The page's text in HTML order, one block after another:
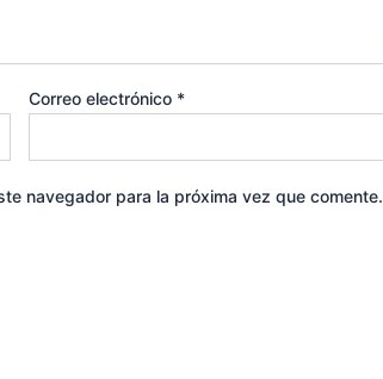
Correo electrónico *
navegador para la próxima vez que comente.